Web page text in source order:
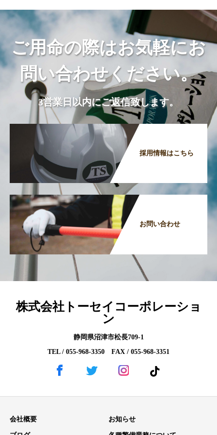
ご用命の際はお気軽にお
問い合わせください。
3営業日以内にご返信致します。
採用情報はこちら
お問い合わせ
株式会社トーセイコーポレーショ
ン
静岡県沼津市松長709-1
TEL / 055-968-3350 FAX / 055-968-3351
会社概要 お知らせ